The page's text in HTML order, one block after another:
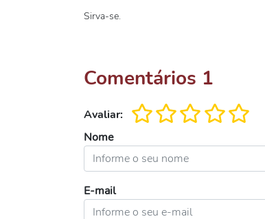
Sirva-se.
Comentários 1
Avaliar:
Nome
E-mail